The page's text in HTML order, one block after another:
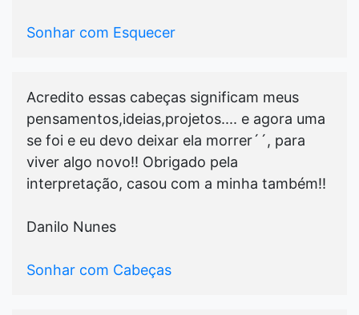
Sonhar com Esquecer
Acredito essas cabeças significam meus
pensamentos,ideias,projetos.... e agora uma
se foi e eu devo deixar ela morrer´´, para
viver algo novo!! Obrigado pela
interpretação, casou com a minha também!!
Danilo Nunes
Sonhar com Cabeças